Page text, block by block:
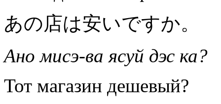
あの店は安いですか。
Ано мисэ-ва ясуй дэс ка?
Тот магазин дешевый?